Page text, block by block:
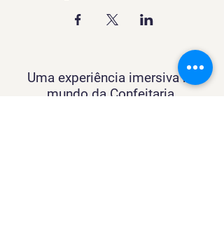
Uma experiência imersiva no
mundo da Confeitaria